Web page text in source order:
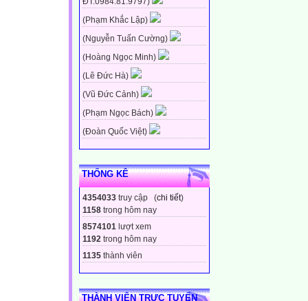
(Phạm Khắc Lập)
(Nguyễn Tuấn Cường)
(Hoàng Ngọc Minh)
(Lê Đức Hà)
(Vũ Đức Cảnh)
(Phạm Ngọc Bách)
(Đoàn Quốc Việt)
THỐNG KÊ
4354033 truy cập (chi tiết)
1158 trong hôm nay
8574101 lượt xem
1192 trong hôm nay
1135 thành viên
THÀNH VIÊN TRỰC TUYẾN